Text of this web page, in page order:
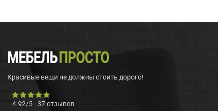
Красивые вещи не должны стоить дорого!
4.92/5-37отзывов